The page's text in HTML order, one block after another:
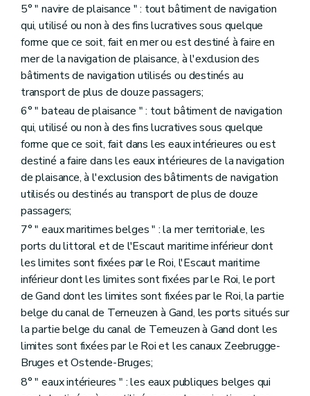
5° " navire de plaisance " : tout bâtiment de navigation
qui, utilisé ou non à des fins lucratives sous quelque
forme que ce soit, fait en mer ou est destiné à faire en
mer de la navigation de plaisance, à l'exclusion des
bâtiments de navigation utilisés ou destinés au
transport de plus de douze passagers;
6° " bateau de plaisance " : tout bâtiment de navigation
qui, utilisé ou non à des fins lucratives sous quelque
forme que ce soit, fait dans les eaux intérieures ou est
destiné a faire dans les eaux intérieures de la navigation
de plaisance, à l'exclusion des bâtiments de navigation
utilisés ou destinés au transport de plus de douze
passagers;
7° " eaux maritimes belges " : la mer territoriale, les
ports du littoral et de l'Escaut maritime inférieur dont
les limites sont fixées par le Roi, l'Escaut maritime
inférieur dont les limites sont fixées par le Roi, le port
de Gand dont les limites sont fixées par le Roi, la partie
belge du canal de Terneuzen à Gand, les ports situés sur
la partie belge du canal de Terneuzen à Gand dont les
limites sont fixées par le Roi et les canaux Zeebrugge-
Bruges et Ostende-Bruges;
8° " eaux intérieures " : les eaux publiques belges qui